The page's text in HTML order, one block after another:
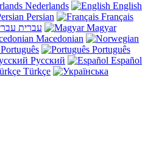
Nederlands
English
Persian
Français
עברית
Magyar
Macedonian
Português
Português
Русский
Español
Türkçe